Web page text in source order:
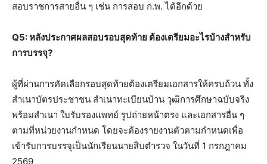
สอบราชการสายอื่น ๆ เช่น การสอบ ก.พ. ได้อีกด้วย
Q5: หลังประกาศผลสอบรอบสุดท้าย ต้องเตรียมอะไรบ้างสำหรับ
การบรรจุ?
ผู้ที่ผ่านการคัดเลือกรอบสุดท้ายต้องเตรียมเอกสารให้ครบถ้วน ทั้ง
สำเนาบัตรประชาชน สำเนาทะเบียนบ้าน วุฒิการศึกษาฉบับจริง
พร้อมสำเนา ใบรับรองแพทย์ รูปถ่ายหน้าตรง และเอกสารอื่น ๆ
ตามที่หน่วยงานกำหนด โดยจะต้องรายงานตัวตามกำหนดเพื่อ
เข้ารับการบรรจุเป็นนักเรียนนายสิบตำรวจ ในวันที่ 1 กรกฎาคม
2569